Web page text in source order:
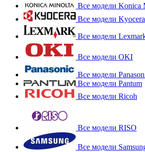
Все модели Konica
Все модели Kyocera
Все модели
Все модели OKI
Все модели
Все модели Pantum
Все модели Ricoh
Все модели RISO
Все модели